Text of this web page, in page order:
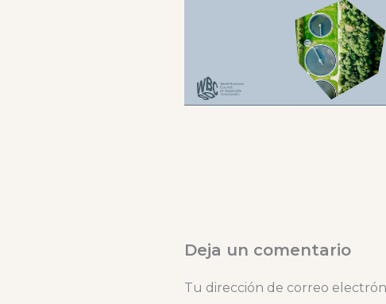
Deja un comentario
Tu dirección de correo